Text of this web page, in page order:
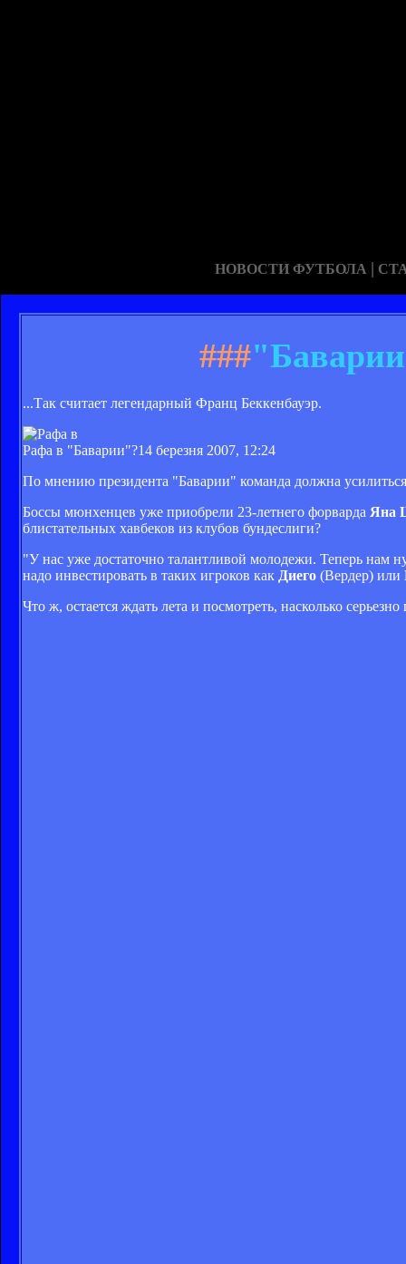
НОВОСТИ ФУТБОЛА |
###
...Так считает легендарный Франц Беккенбауэр.
Рафа в "Баварии"?14 березня 2007, 12:24
По мнению президента "Баварии" команда должна
Боссы мюнхенцев уже приобрели 23-летнего форварда Яна
блистательных хавбеков из клубов бундеслиги?
"У нас уже достаточно талантливой молодежи. Теперь нам
надо инвестировать в таких игроков как Диего (Вердер) или
Что ж, остается ждать лета и посмотреть, насколько